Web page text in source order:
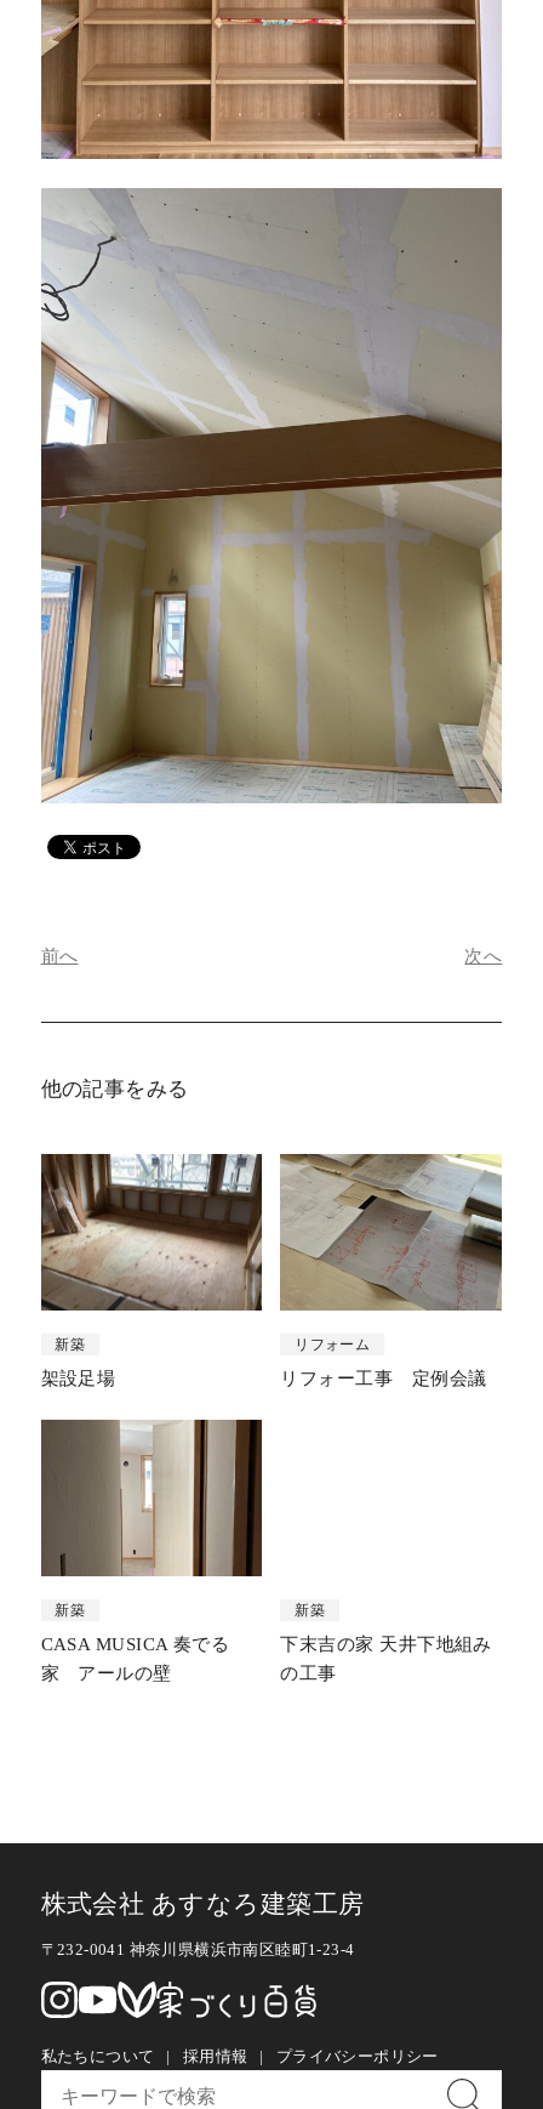
前へ 次へ
他の記事をみる
新築
架設足場
リフォーム
リフォー工事 定例会議
新築
CASA MUSICA 奏でる
家 アールの壁
新築
下末吉の家 天井下地組み
の工事
株式会社 あすなろ建築工房
〒232-0041 神奈川県横浜市南区睦町1-23-4
私たちについて 採用情報 プライバシーポリシー